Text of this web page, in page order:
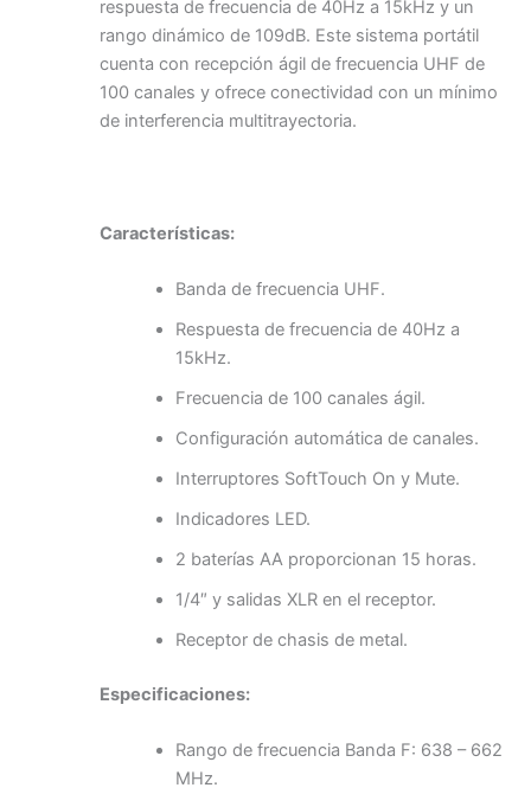
respuesta de frecuencia de 40Hz a 15kHz y un
rango dinámico de 109dB. Este sistema portátil
cuenta con recepción ágil de frecuencia UHF de
100 canales y ofrece conectividad con un mínimo
de interferencia multitrayectoria.
Características:
Banda de frecuencia UHF.
Respuesta de frecuencia de 40Hz a
15kHz.
Frecuencia de 100 canales ágil.
Configuración automática de canales.
Interruptores SoftTouch On y Mute.
Indicadores LED.
2 baterías AA proporcionan 15 horas.
1/4″ y salidas XLR en el receptor.
Receptor de chasis de metal.
Especificaciones:
Rango de frecuencia Banda F: 638 – 662
MHz.